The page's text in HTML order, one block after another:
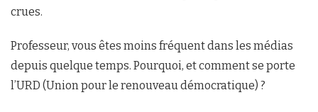
crues.
Professeur, vous êtes moins fréquent dans les médias
depuis quelque temps. Pourquoi, et comment se porte
l’URD (Union pour le renouveau démocratique) ?